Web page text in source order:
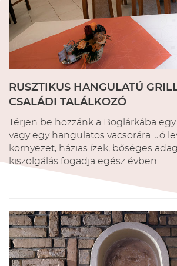
RUSZTIKUS HANGULATÚ
CSALÁDI TALÁLKOZÓ
Térjen be hozzánk a Boglárkába
vagy egy hangulatos vacsorára. Jó
környezet, házias ízek, bőséges
kiszolgálás fogadja egész évben.